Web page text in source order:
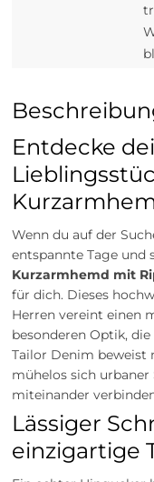
Entdecke
Wenn du auf der
entspannte Tage
Kurzarmhemd mit
für dich. Dieses
Herren vereint einen
besonderen Optik,
Tailor Denim beweist
mühelos sich
miteinander
Lässiger
einzigartige